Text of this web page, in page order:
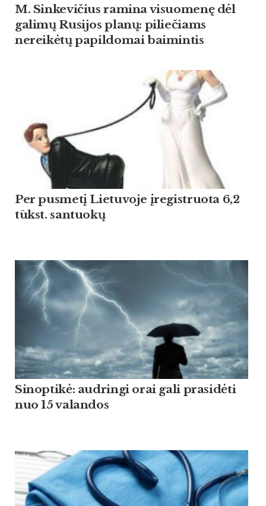
M. Sinkevičius ramina visuomenę dėl
galimų Rusijos planų: piliečiams
nereikėtų papildomai baimintis
Per pusmetį Lietuvoje įregistruota 6,2
tūkst. santuokų
Sinoptikė: audringi orai gali prasidėti
nuo 15 valandos